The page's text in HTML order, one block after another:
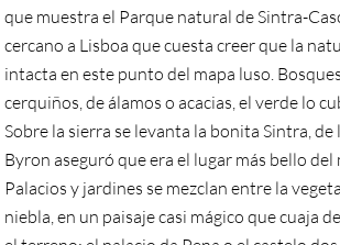
que muestra el Parque natural de Sintra-
cercano a Lisboa que cuesta creer que la
intacta en este punto del mapa luso.
cerquiños, de álamos o acacias, el verde lo
Sobre la sierra se levanta la bonita Sintra, de
Byron aseguró que era el lugar más bello del
Palacios y jardines se mezclan entre la
niebla, en un paisaje casi mágico que cuaja